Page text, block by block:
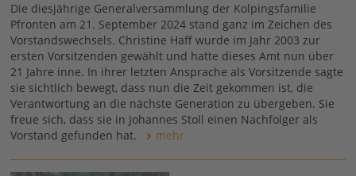
Die diesjährige Generalversammlung der Kolpingsfamilie
Pfronten am 21. September 2024 stand ganz im Zeichen des
Vorstandswechsels. Christine Haff wurde im Jahr 2003 zur
ersten Vorsitzenden gewählt und hatte dieses Amt nun über
21 Jahre inne. In ihrer letzten Ansprache als Vorsitzende sagte
sie sichtlich bewegt, dass nun die Zeit gekommen ist, die
Verantwortung an die nächste Generation zu übergeben. Sie
freue sich, dass sie in Johannes Stoll einen Nachfolger als
Vorstand gefunden hat.
mehr